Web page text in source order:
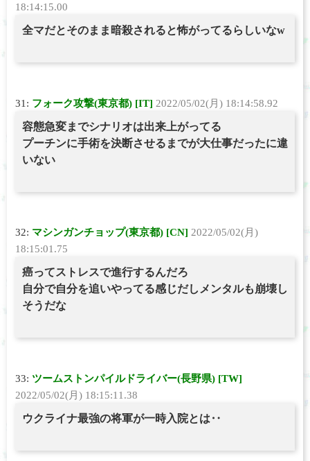
18:14:15.00
全マだとそのまま暗殺されると怖がってるらしいなw
31: フォーク攻撃(東京都) [IT] 2022/05/02(月) 18:14:58.92
容態急変までシナリオは出来上がってる
プーチンに手術を決断させるまでが大仕事だったに違
いない
32: マシンガンチョップ(東京都) [CN] 2022/05/02(月)
18:15:01.75
癌ってストレスで進行するんだろ
自分で自分を追いやってる感じだしメンタルも崩壊し
そうだな
33: ツームストンパイルドライバー(長野県) [TW]
2022/05/02(月) 18:15:11.38
ウクライナ最強の将軍が一時入院とは‥